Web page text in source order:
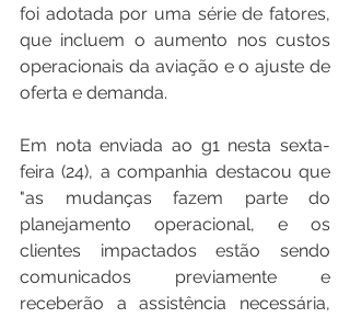
foi adotada por uma série de fatores,
que incluem o aumento nos custos
operacionais da aviação e o ajuste de
oferta e demanda.
Em nota enviada ao g1 nesta sexta-
feira (24), a companhia destacou que
"as mudanças fazem parte do
planejamento operacional, e os
clientes impactados estão sendo
comunicados previamente e
receberão a assistência necessária,